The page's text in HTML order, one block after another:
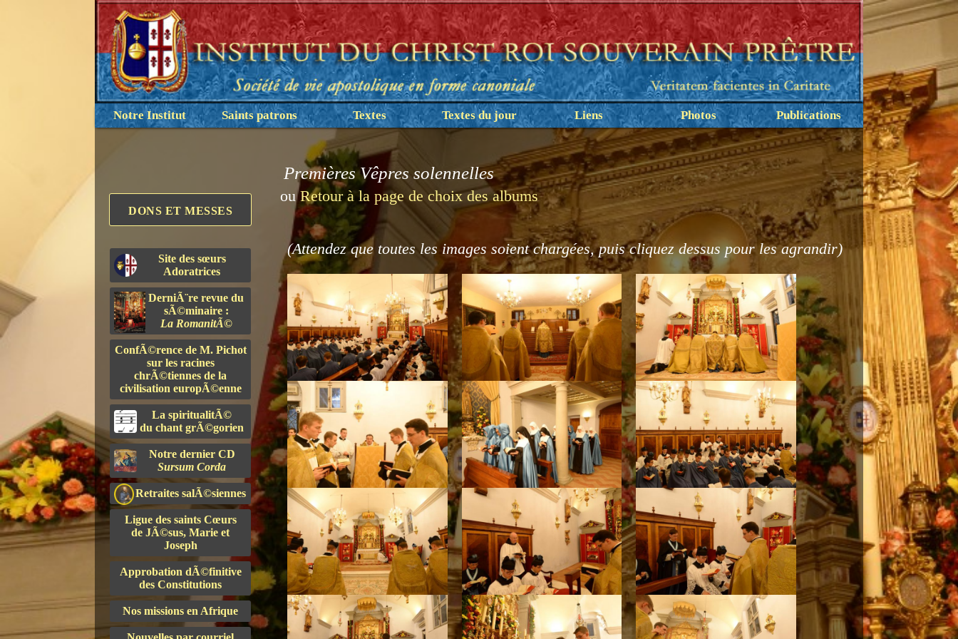
Notre Institut Saints patrons Textes Textes du jour Liens Photos Publications
DONS ET MESSES
Site des sœurs
Adoratrices
DerniÃ¨re revue du
sÃ©minaire :
La RomanitÃ©
ConfÃ©rence de M. Pichot
sur les racines
chrÃ©tiennes de la
civilisation europÃ©enne
La spiritualitÃ©
du chant grÃ©gorien
Notre dernier CD
Sursum Corda
Retraites salÃ©siennes
Ligue des saints Cœurs
de JÃ©sus, Marie et
Joseph
Approbation dÃ©finitive
des Constitutions
Nos missions en Afrique
Premières Vêpres solennelles
ouRetour à la page de choix des albums
(Attendez que toutes les images soient chargées, puis cliquez dessus pour les agrandir)